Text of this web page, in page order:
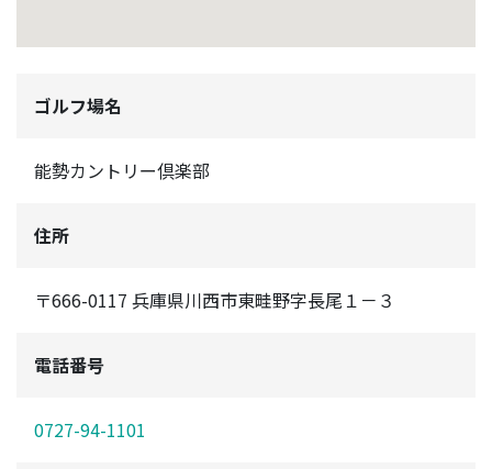
ゴルフ場名
能勢カントリー倶楽部
住所
〒666-0117 兵庫県川西市東畦野字長尾１－３
電話番号
0727-94-1101